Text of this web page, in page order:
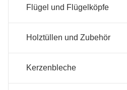
Flügel und Flügelköpfe
Holztüllen und Zubehör
Kerzenbleche